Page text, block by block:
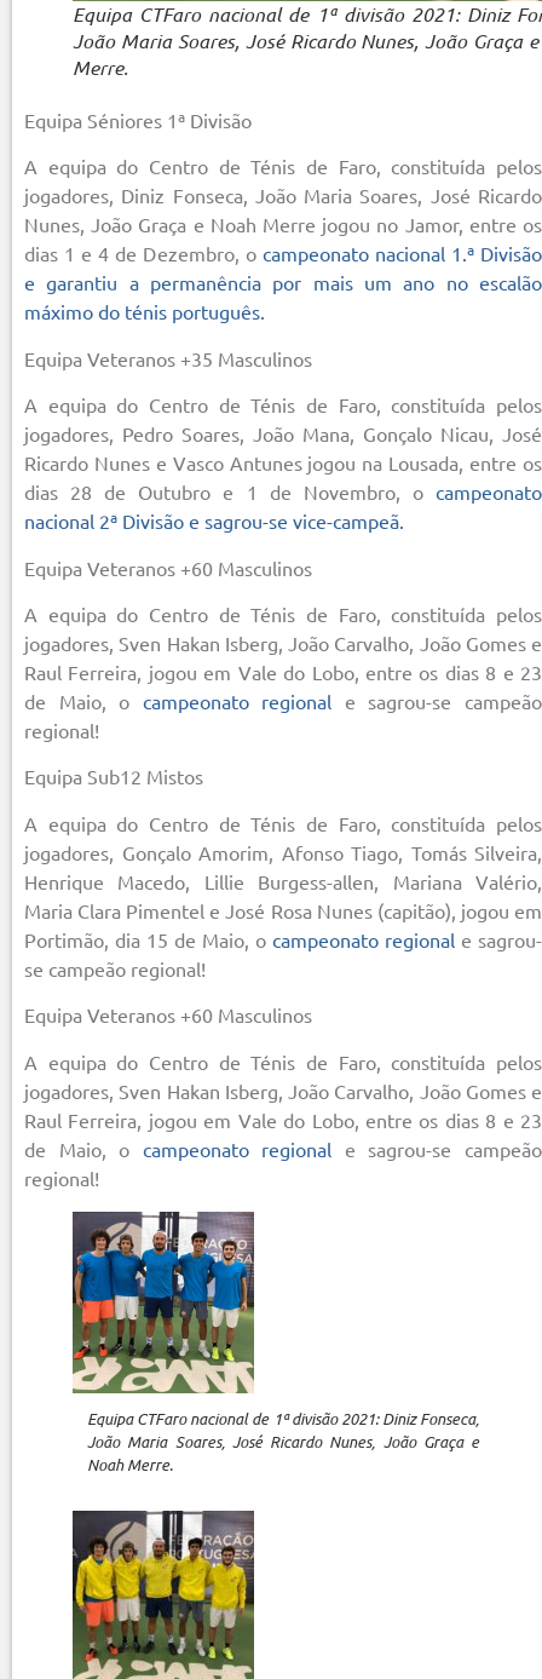
Equipa CTFaro nacional de 1ª divisão 2021: Diniz
João Maria Soares, José Ricardo Nunes, João Graça
Merre.
Equipa Séniores 1ª Divisão
A equipa do Centro de Ténis de Faro, constituída pelos
jogadores, Diniz Fonseca, João Maria Soares, José Ricardo
Nunes, João Graça e Noah Merre jogou no Jamor, entre os
dias 1 e 4 de Dezembro, o campeonato nacional 1.ª Divisão
e garantiu a permanência por mais um ano no escalão
máximo do ténis português.
Equipa Veteranos +35 Masculinos
A equipa do Centro de Ténis de Faro, constituída pelos
jogadores, Pedro Soares, João Mana, Gonçalo Nicau, José
Ricardo Nunes e Vasco Antunes jogou na Lousada, entre os
dias 28 de Outubro e 1 de Novembro, o campeonato
nacional 2ª Divisão e sagrou-se vice-campeã.
Equipa Veteranos +60 Masculinos
A equipa do Centro de Ténis de Faro, constituída pelos
jogadores, Sven Hakan Isberg, João Carvalho, João Gomes e
Raul Ferreira, jogou em Vale do Lobo, entre os dias 8 e 23
de Maio, o campeonato regional e sagrou-se campeão
regional!
Equipa Sub12 Mistos
A equipa do Centro de Ténis de Faro, constituída pelos
jogadores, Gonçalo Amorim, Afonso Tiago, Tomás Silveira,
Henrique Macedo, Lillie Burgess-allen, Mariana Valério,
Maria Clara Pimentel e José Rosa Nunes (capitão), jogou em
Portimão, dia 15 de Maio, o campeonato regional e sagrou-
se campeão regional!
Equipa Veteranos +60 Masculinos
A equipa do Centro de Ténis de Faro, constituída pelos
jogadores, Sven Hakan Isberg, João Carvalho, João Gomes e
Raul Ferreira, jogou em Vale do Lobo, entre os dias 8 e 23
de Maio, o campeonato regional e sagrou-se campeão
regional!
Equipa CTFaro nacional de 1ª divisão 2021: Diniz Fonseca,
João Maria Soares, José Ricardo Nunes, João Graça e
Noah Merre.